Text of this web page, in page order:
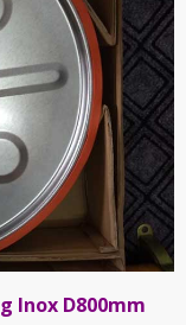
Inox D800mm